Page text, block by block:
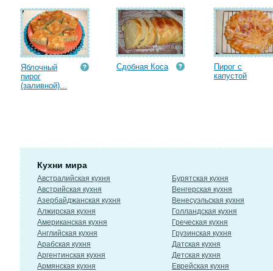
Яблочный
пирог
(заливной)...
Сдобная Коса
Пирог с
капустой
Кухни мира
Австралийская кухня
Австрийская кухня
Азербайджанская кухня
Алжирская кухня
Американская кухня
Английская кухня
Арабская кухня
Аргентинская кухня
Армянская кухня
Бурятская кухня
Венгерская кухня
Венесуэльская кухня
Голландская кухня
Греческая кухня
Грузинская кухня
Датская кухня
Детская кухня
Еврейская кухня